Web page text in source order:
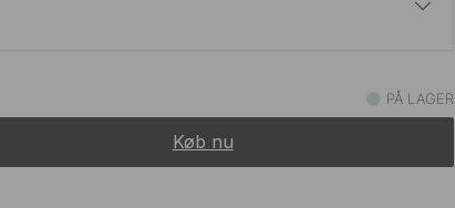
På lager
PÅ LAGER
Køb nu